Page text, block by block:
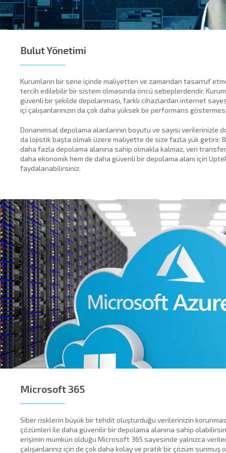
Hacklink
satın al
panel
panel
panel
panel
panel
panel
panel
panel
panel
panel
panel
panel
panel
panel
Bulut Yönetimi
Kurumların bir sene içinde maliyetten ve zamandan tasarruf
tercih edilebilir bir sistem olmasında öncü sebeplerdendir.
güvenli bir şekilde depolanması, farklı cihazlardan internet
içi çalışanlarınızın da çok daha yüksek bir performans
Donanımsal depolama alanlarının boyutu ve sayısı verilerinizle
da lojistik başta olmak üzere maliyette de size fazla yük getirir.
daha fazla depolama alanına sahip olmakla kalmaz, veri
daha ekonomik hem de daha güvenli bir depolama alanı için
faydalanabilirsiniz.
Microsoft 365
Siber risklerin büyük bir tehdit oluşturduğu verilerinizin
çözümleri ile daha güvenilir bir depolama alanına sahip
erişimin mümkün olduğu Microsoft 365 sayesinde yalnızca
çalışanlarınız için de çok daha kolay ve pratik bir çözüm sunmuş